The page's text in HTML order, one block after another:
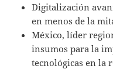
Digitalización
en menos de la
México, líder
insumos para la
tecnológicas en la